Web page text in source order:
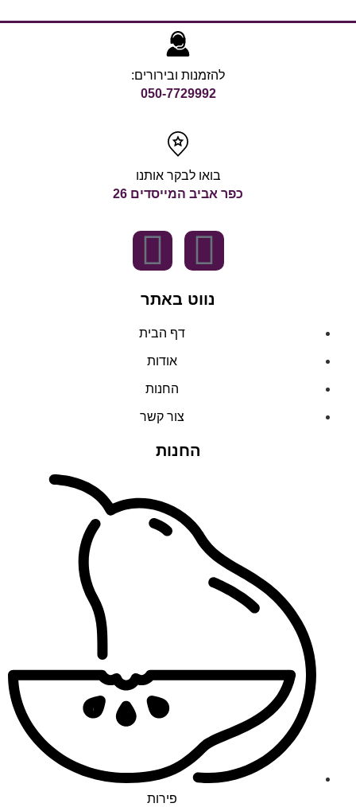
להזמנות ובירורים:
050-7729992
בואו לבקר אותנו
כפר אביב המייסדים 26
נווט באתר
דף הבית
אודות
החנות
צור קשר
החנות
פירות